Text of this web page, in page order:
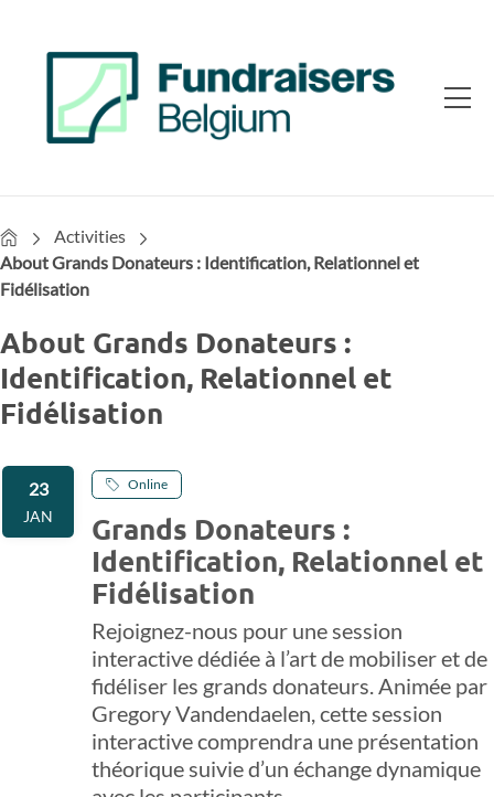
HomeActivities
About Grands Donateurs : Identification, Relationnel et
Fidélisation
About Grands Donateurs :
Identification, Relationnel et
Fidélisation
23
JAN
Online
Grands Donateurs :
Identification, Relationnel et
Fidélisation
Rejoignez-nous pour une session
interactive dédiée à l’art de mobiliser et de
fidéliser les grands donateurs. Animée par
Gregory Vandendaelen, cette session
interactive comprendra une présentation
théorique suivie d’un échange dynamique